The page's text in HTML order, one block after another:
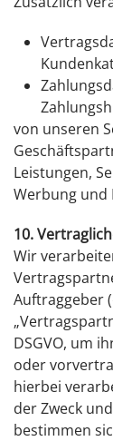
von unseren
Leistungen,
Werbung und
10.
Wir
Auftraggeber
DSGVO, um
oder
hierbei
der Zweck
bestimmen